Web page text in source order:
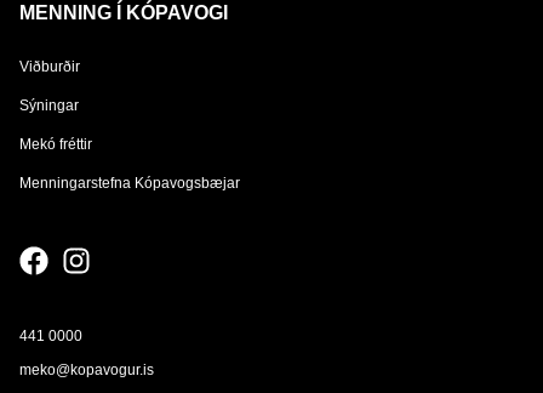
MENNING Í KÓPAVOGI
Viðburðir
Sýningar
Mekó fréttir
Menningarstefna Kópavogsbæjar
441 0000
meko@kopavogur.is